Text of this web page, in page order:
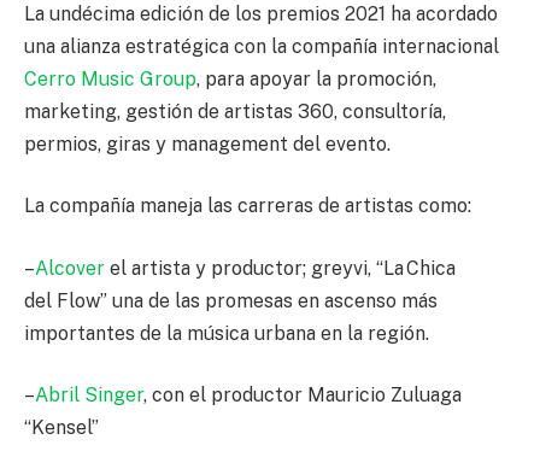
La undécima edición de los premios 2021 ha acordado
una alianza estratégica con la compañía internacional
Cerro Music Group, para apoyar la promoción,
marketing, gestión de artistas 360, consultoría,
permios, giras y management del evento.
La compañía maneja las carreras de artistas como:
–Alcover el artista y productor; greyvi, “La Chica
del Flow” una de las promesas en ascenso más
importantes de la música urbana en la región.
–Abril Singer, con el productor Mauricio Zuluaga
“Kensel”